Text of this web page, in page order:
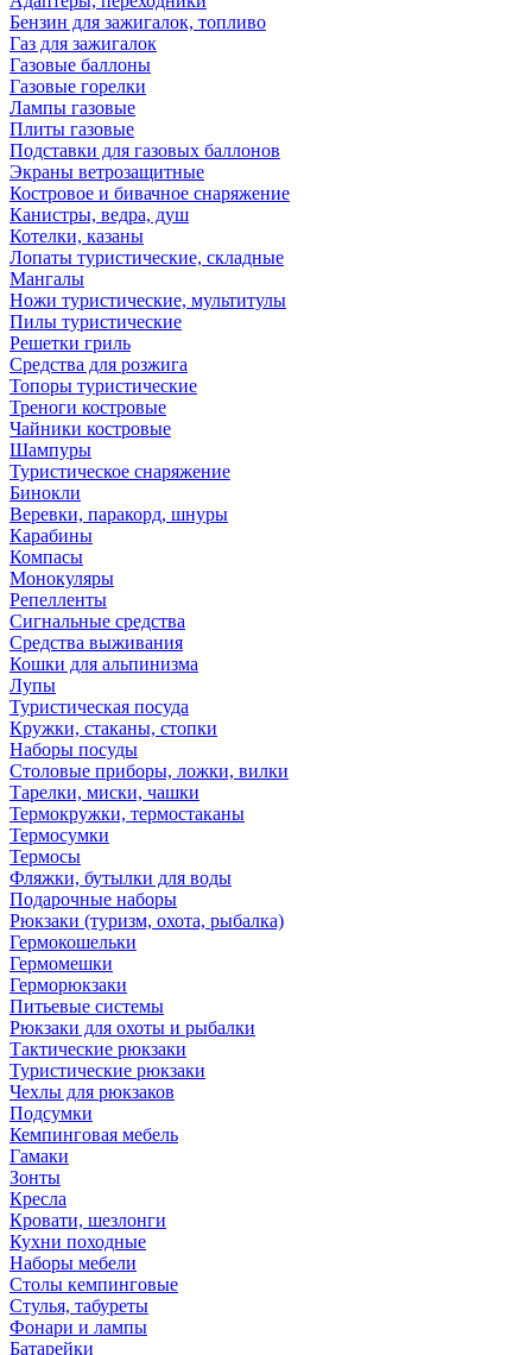
Бензин для зажигалок, топливо
Газ для зажигалок
Газовые баллоны
Газовые горелки
Лампы газовые
Плиты газовые
Подставки для газовых баллонов
Экраны ветрозащитные
Костровое и бивачное снаряжение
Канистры, ведра, душ
Котелки, казаны
Лопаты туристические, складные
Мангалы
Ножи туристические, мультитулы
Пилы туристические
Решетки гриль
Средства для розжига
Топоры туристические
Треноги костровые
Чайники костровые
Шампуры
Туристическое снаряжение
Бинокли
Веревки, паракорд, шнуры
Карабины
Компасы
Монокуляры
Репелленты
Сигнальные средства
Средства выживания
Кошки для альпинизма
Лупы
Туристическая посуда
Кружки, стаканы, стопки
Наборы посуды
Столовые приборы, ложки, вилки
Тарелки, миски, чашки
Термокружки, термостаканы
Термосумки
Термосы
Фляжки, бутылки для воды
Подарочные наборы
Рюкзаки (туризм, охота, рыбалка)
Гермокошельки
Гермомешки
Герморюкзаки
Питьевые системы
Рюкзаки для охоты и рыбалки
Тактические рюкзаки
Туристические рюкзаки
Чехлы для рюкзаков
Подсумки
Кемпинговая мебель
Гамаки
Зонты
Кресла
Кровати, шезлонги
Кухни походные
Наборы мебели
Столы кемпинговые
Стулья, табуреты
Фонари и лампы
Батарейки